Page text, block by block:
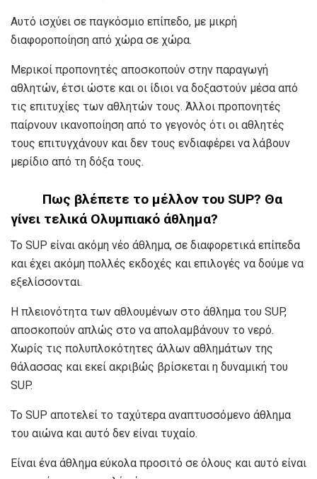
Αυτό ισχύει σε παγκόσμιο επίπεδο, με μικρή
διαφοροποίηση από χώρα σε χώρα.
Μερικοί προπονητές αποσκοπούν στην παραγωγή
αθλητών, έτσι ώστε και οι ίδιοι να δοξαστούν μέσα από
τις επιτυχίες των αθλητών τους. Άλλοι προπονητές
παίρνουν ικανοποίηση από το γεγονός ότι οι αθλητές
τους επιτυγχάνουν και δεν τους ενδιαφέρει να λάβουν
μερίδιο από τη δόξα τους.
Πως βλέπετε το μέλλον του SUP? Θα
γίνει τελικά Ολυμπιακό άθλημα?
Το SUP είναι ακόμη νέο άθλημα, σε διαφορετικά επίπεδα
και έχει ακόμη πολλές εκδοχές και επιλογές να δούμε να
εξελίσσονται.
Η πλειονότητα των αθλουμένων στο άθλημα του SUP,
αποσκοπούν απλώς στο να απολαμβάνουν το νερό.
Χωρίς τις πολυπλοκότητες άλλων αθλημάτων της
θάλασσας και εκεί ακριβώς βρίσκεται η δυναμική του
SUP.
Το SUP αποτελεί το ταχύτερα αναπτυσσόμενο άθλημα
του αιώνα και αυτό δεν είναι τυχαίο.
Είναι ένα άθλημα εύκολα προσιτό σε όλους και αυτό είναι